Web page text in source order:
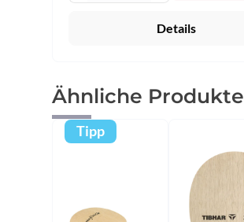
Details
Produktgalerie überspringen
Ähnliche Produkte
Tipp